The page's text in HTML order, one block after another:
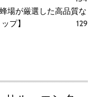
場が厳選した高品質な
プ】
129